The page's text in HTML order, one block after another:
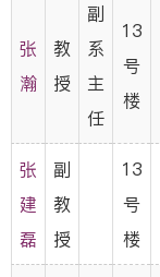
张
瀚
教
授
副
系
主
任
13
号
楼
张
建
磊
副
教
授
13
号
楼